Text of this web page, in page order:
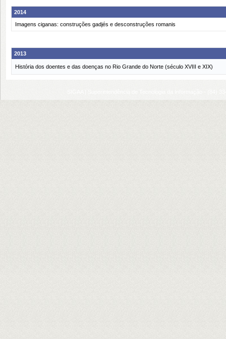
2014
Imagens ciganas: construções gadjés e desconstruções romanis
2013
História dos doentes e das doenças no Rio Grande do Norte (século XVIII e XIX)